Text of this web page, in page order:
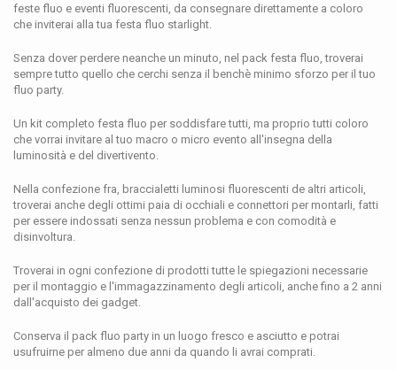
feste fluo e eventi fluorescenti, da consegnare direttamente a coloro
che inviterai alla tua festa fluo starlight.
Senza dover perdere neanche un minuto, nel pack festa fluo, troverai
sempre tutto quello che cerchi senza il benchè minimo sforzo per il tuo
fluo party.
Un kit completo festa fluo per soddisfare tutti, ma proprio tutti coloro
che vorrai invitare al tuo macro o micro evento all'insegna della
luminosità e del divertivento.
Nella confezione fra, braccialetti luminosi fluorescenti de altri articoli,
troverai anche degli ottimi paia di occhiali e connettori per montarli, fatti
per essere indossati senza nessun problema e con comodità e
disinvoltura.
Troverai in ogni confezione di prodotti tutte le spiegazioni necessarie
per il montaggio e l'immagazzinamento degli articoli, anche fino a 2 anni
dall'acquisto dei gadget.
Conserva il pack fluo party in un luogo fresco e asciutto e potrai
usufruirne per almeno due anni da quando li avrai comprati.